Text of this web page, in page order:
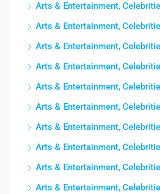
Arts & Entertainment,
Arts & Entertainment,
Arts & Entertainment,
Arts & Entertainment,
Arts & Entertainment,
Arts & Entertainment,
Arts & Entertainment,
Arts & Entertainment,
Arts & Entertainment,
Arts & Entertainment,